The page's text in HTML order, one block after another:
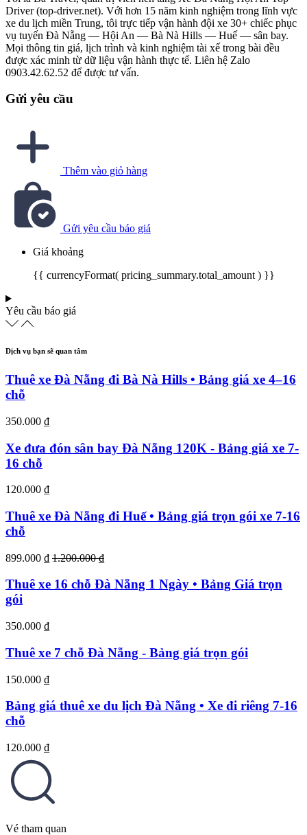
Driver (top-driver.net). Với hơn 15 năm kinh nghiệm trong lĩnh vực
xe du lịch miền Trung, tôi trực tiếp vận hành đội xe 30+ chiếc phục
vụ tuyến Đà Nẵng — Hội An — Bà Nà Hills — Huế — sân bay.
Mọi thông tin giá, lịch trình và kinh nghiệm tài xế trong bài đều
được xác minh từ dữ liệu vận hành thực tế. Liên hệ Zalo
0903.42.62.52 để được tư vấn.
Gửi yêu cầu
Thêm vào giỏ hàng
Gửi yêu cầu báo giá
Giá khoảng
{{ currencyFormat( pricing_summary.total_amount ) }}
Yêu cầu báo giá
Dịch vụ bạn sẽ quan tâm
Thuê xe Đà Nẵng đi Bà Nà Hills • Bảng giá xe 4–16
chỗ
350.000 ₫
Xe đưa đón sân bay Đà Nẵng 120K - Bảng giá xe 7-
16 chỗ
120.000 ₫
Thuê xe Đà Nẵng đi Huế • Bảng giá trọn gói xe 7-16
chỗ
899.000 ₫ 1.200.000 ₫
Thuê xe 16 chỗ Đà Nẵng 1 Ngày • Bảng Giá trọn
gói
350.000 ₫
Thuê xe 7 chỗ Đà Nẵng - Bảng giá trọn gói
150.000 ₫
Bảng giá thuê xe du lịch Đà Nẵng • Xe đi riêng 7-16
chỗ
120.000 ₫
Vé tham quan